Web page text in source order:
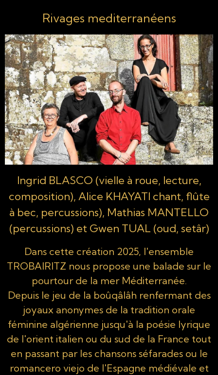
Rivages mediterranéens
Ingrid BLASCO (vielle à roue, lecture,
composition), Alice KHAYATI chant, flûte
à bec, percussions), Mathias MANTELLO
(percussions) et Gwen TUAL (oud, setâr)
Dans cette création 2025, l'ensemble
TROBAIRITZ nous propose une balade sur le
pourtour de la mer Méditerranée.
Depuis le jeu de la boûqâlâh renfermant des
joyaux anonymes de la tradition orale
féminine algérienne jusqu'à la poésie lyrique
de l'orient italien ou du sud de la France tout
en passant par les chansons séfarades ou le
romancero viejo de l'Espagne médiévale et